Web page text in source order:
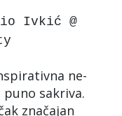
Ivkić @
ne-
sakriva.
značajan